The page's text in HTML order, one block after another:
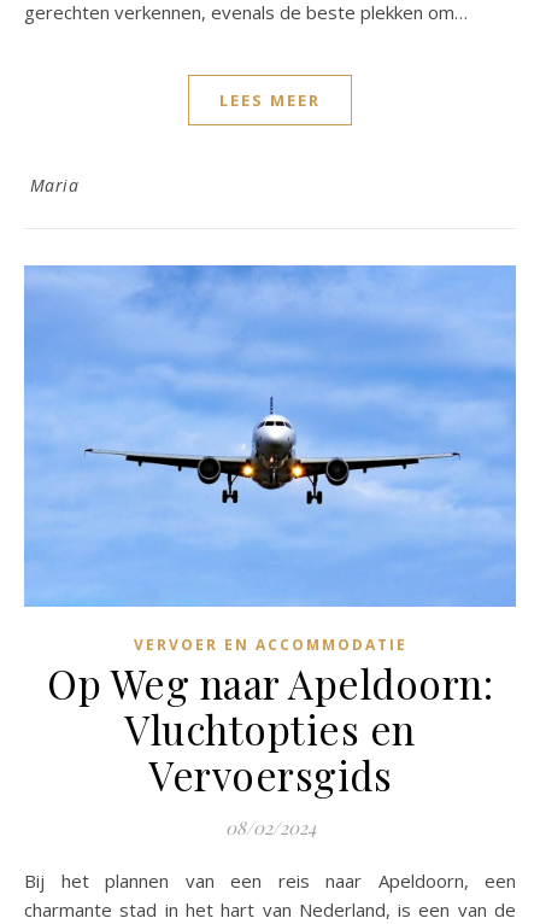
gerechten verkennen, evenals de beste plekken om…
LEES MEER
Maria
VERVOER EN ACCOMMODATIE
Op Weg naar Apeldoorn:
Vluchtopties en
Vervoersgids
08/02/2024
Bij het plannen van een reis naar Apeldoorn, een
charmante stad in het hart van Nederland, is een van de